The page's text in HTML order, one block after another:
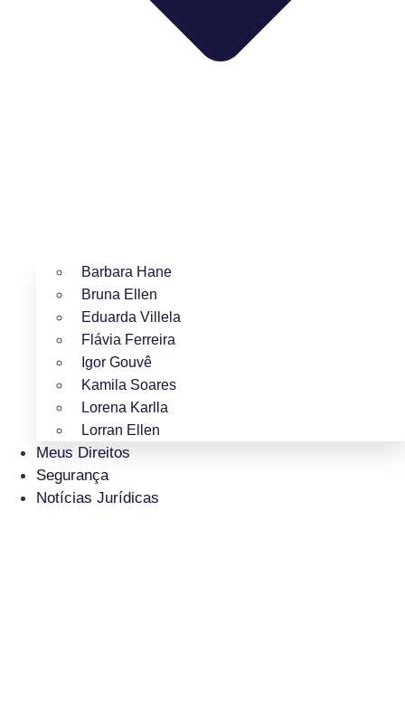
Barbara Hane
Bruna Ellen
Eduarda Villela
Flávia Ferreira
Igor Gouvê
Kamila Soares
Lorena Karlla
Lorran Ellen
Meus Direitos
Segurança
Notícias Jurídicas